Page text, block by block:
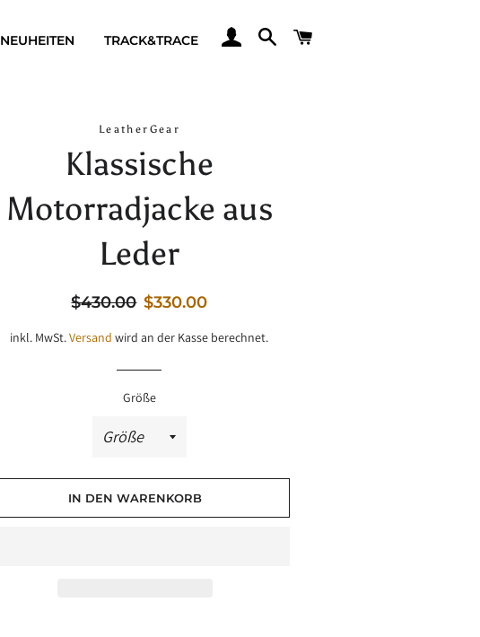
NEUHEITEN TRACK&TRACE ANMELDEN
SUCHE
LeatherGear
Klassische
Motorradjacke aus
Leder
Normaler
$430.00 Sale-
$330.00
inkl. MwSt.Versand wird an der Kasse berechnet.
Größe
IN DEN WARENKORB